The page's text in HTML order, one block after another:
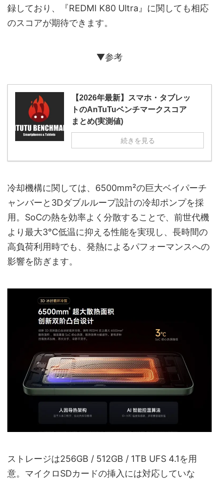
録しており、『REDMI K80 Ultra』に関しても相応
のスコアが期待できます。
▼参考
【2026年最新】スマホ・タブレッ
トのAnTuTuベンチマークスコア
まとめ(実測値)
続きを見る
冷却機構に関しては、6500mm²の巨大ベイパーチ
ャンバーと3Dダブルループ設計の冷却ポンプを採
用。SoCの熱を効率よく分散することで、前世代機
より最大3℃低温に抑える性能を実現し、長時間の
高負荷利用時でも、発熱によるパフォーマンスへの
影響を防ぎます。
ストレージは256GB / 512GB / 1TB UFS 4.1を用
意。マイクロSDカードの挿入には対応していな